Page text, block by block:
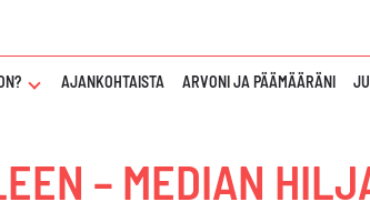
NÄYTÄ
TAWAR
SALARI
AJANKOHTAISTA ARVONI JA PÄÄMÄÄRÄNI
– MEDIAN